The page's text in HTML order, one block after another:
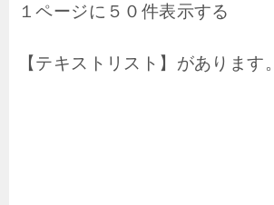
１ページに５０件表示する
【テキストリスト】があります。